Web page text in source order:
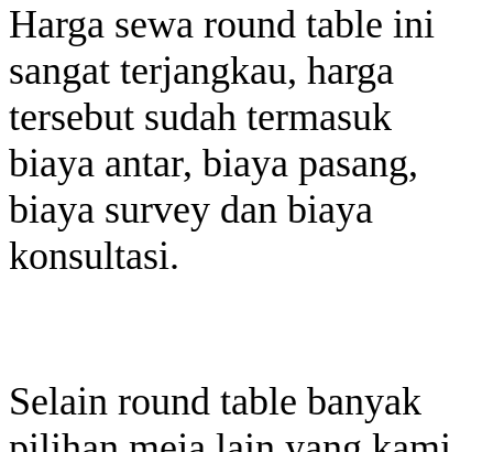
Harga sewa round table ini
sangat terjangkau, harga
tersebut sudah termasuk
biaya antar, biaya pasang,
biaya survey dan biaya
konsultasi.
Selain round table banyak